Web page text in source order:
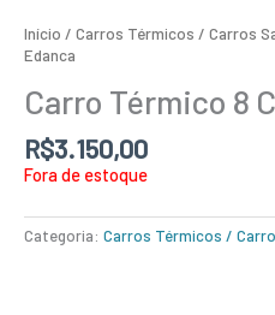
Início / Carros Térmicos / Carros
Edanca
Carro Térmico 8
R$3.150,00
Fora de estoque
Categoria: Carros Térmicos /